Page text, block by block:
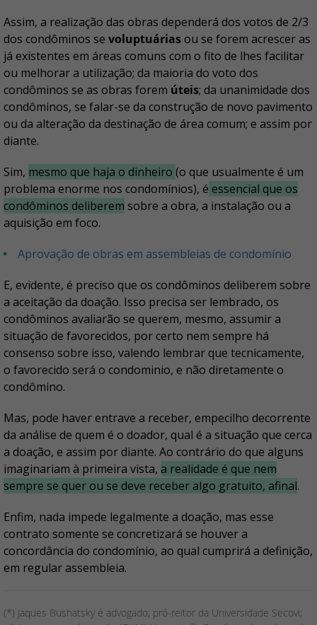
Assim, a realização das obras dependerá dos votos de 2/3
dos condôminos se voluptuáriasou se forem acrescer as
já existentes em áreas comuns com o fito de lhes facilitar
ou melhorar a utilização; da maioria do voto dos
condôminos se as obras forem úteis; da unanimidade dos
condôminos, se falar-se da construção de novo pavimento
ou da alteração da destinação de área comum; e assim por
diante.
Sim, mesmo que haja o dinheiro (o que usualmente é um
problema enorme nos condomínios), é essencial que os
condôminos deliberem sobre a obra, a instalação ou a
aquisição em foco.
Aprovação de obras em assembleias de condomínio
E, evidente, é preciso que os condôminos deliberem sobre
a aceitação da doação. Isso precisa ser lembrado, os
condôminos avaliarão se querem, mesmo, assumir a
situação de favorecidos, por certo nem sempre há
consenso sobre isso, valendo lembrar que tecnicamente,
o favorecido será o condominio, e não diretamente o
condômino.
Mas, pode haver entrave a receber, empecilho decorrente
da análise de quem é o doador, qual é a situação que cerca
a doação, e assim por diante. Ao contrário do que alguns
imaginariam à primeira vista, a realidade é que nem
sempre se quer ou se deve receber algo gratuito, afinal.
Enfim, nada impede legalmente a doação, mas esse
contrato somente se concretizará se houver a
concordância do condomínio, ao qual cumprirá a definição,
em regular assembleia.
(*) Jaques Bushatsky é advogado; pró-reitor da Universidade Secovi;